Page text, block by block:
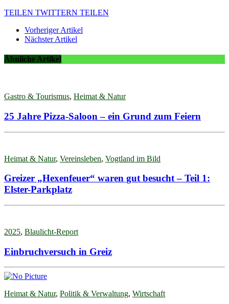
TEILEN TWITTERN TEILEN
Vorheriger Artikel
Nächster Artikel
Ähnliche Artikel
Gastro & Tourismus, Heimat & Natur
25 Jahre Pizza-Saloon – ein Grund zum Feiern
Heimat & Natur, Vereinsleben, Vogtland im Bild
Greizer „Hexenfeuer“ waren gut besucht – Teil 1:
Elster-Parkplatz
2025, Blaulicht-Report
Einbruchversuch in Greiz
Heimat & Natur, Politik & Verwaltung, Wirtschaft